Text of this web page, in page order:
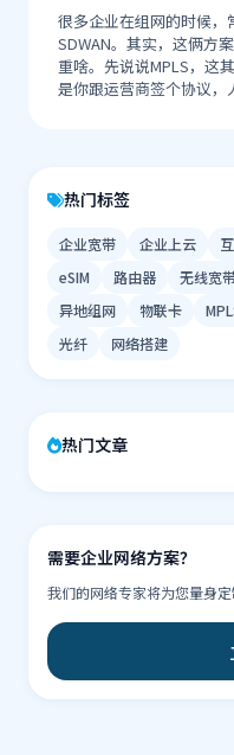
很多企业在组网的时候，
SDWAN。其实，这俩方
重啥。先说说MPLS，这
是你跟运营商签个协议，
热门标签
企业宽带 企业上云
eSIM
路由器 无线宽
异地组网
物联卡
光纤
网络搭建
热门文章
需要企业网络方案？
我们的网络专家将为您量身